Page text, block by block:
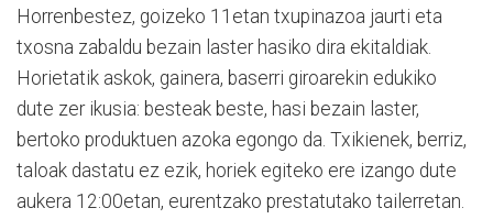
Horrenbestez, goizeko 11etan txupinazoa jaurti eta
txosna zabaldu bezain laster hasiko dira ekitaldiak.
Horietatik askok, gainera, baserri giroarekin edukiko
dute zer ikusia: besteak beste, hasi bezain laster,
bertoko produktuen azoka egongo da. Txikienek, berriz,
taloak dastatu ez ezik, horiek egiteko ere izango dute
aukera 12:00etan, eurentzako prestatutako tailerretan.